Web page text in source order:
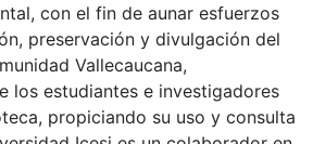
con el fin de aunar esfuerzos
preservación y divulgación del
Vallecaucana,
los estudiantes e investigadores
propiciando su uso y consulta